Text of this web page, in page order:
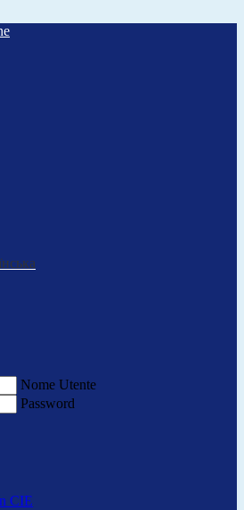
Nome Utente
Password
CIE